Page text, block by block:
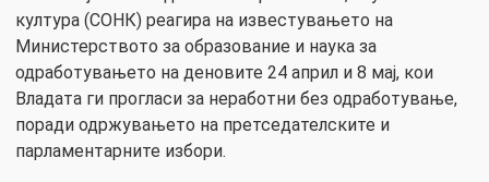
култура (СОНК) реагира на известувањето на
Министерството за образование и наука за
одработувањето на деновите 24 април и 8 мај, кои
Владата ги прогласи за неработни без одработување,
поради одржувањето на претседателските и
парламентарните избори.